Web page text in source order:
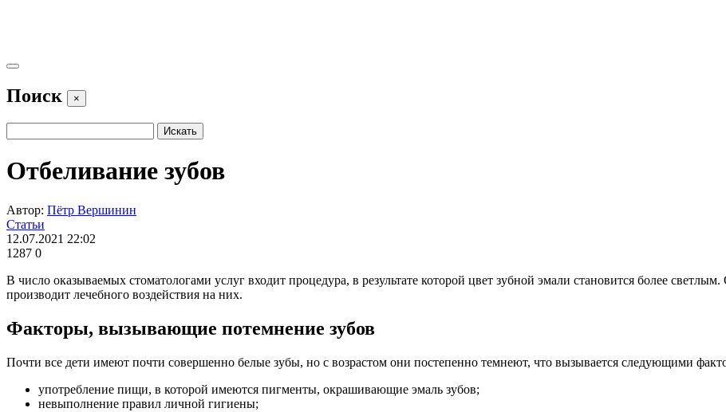
Поиск ×
Отбеливание зубов
Автор: Пётр Вершинин
Статьи
12.07.2021 22:02
1287 0
В число оказываемых стоматологами услуг входит процедура, в результате которой цвет зубной эмали становится более
производит лечебного воздействия на них.
Факторы, вызывающие потемнение зубов
Почти все дети имеют почти совершенно белые зубы, но с возрастом они постепенно темнеют, что вызывается следующими
употребление пищи, в которой имеются пигменты, окрашивающие эмаль зубов;
невыполнение правил личной гигиены;